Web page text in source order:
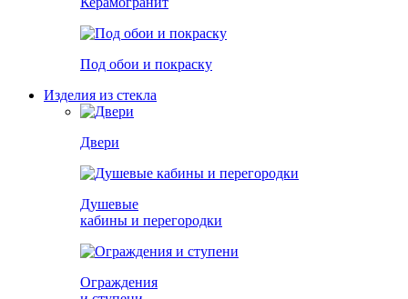
Под обои и покраску
Изделия из стекла
Двери
Душевые
кабины и перегородки
Ограждения